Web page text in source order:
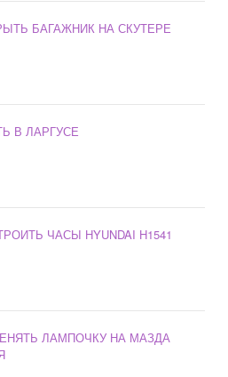
БАГАЖНИК НА СКУТЕРЕ
В ЛАРГУСЕ
ЧАСЫ HYUNDAI H1541
ЛАМПОЧКУ НА МАЗДА